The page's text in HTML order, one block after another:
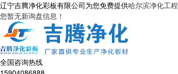
辽宁吉腾净化彩板有限公司为您免费提供哈尔滨净化工程
您暂无新询盘信息！
全国咨询热线